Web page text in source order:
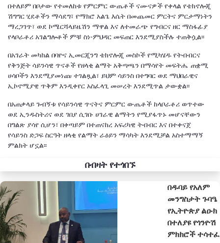
በተለይም በቦታው የተመለከቱ የምርምር ውጤቶች ናሙናዎች የቀላል የቴክኖሎጂ
ሽግግር ሂደቶችን ማሳደግ፣ የማክሮ አልጌ እሴት በመጨመር ምርትና ምርታማነትን
ማረጋገጥ፣ ወደ ኮሜርሻላይዜሽን ማዋል እና ለተመራጭ የግብርና ዘር ማስፋፊያ
የላቦራቶሪ አገልግሎቶች ምቹ ስነ-ምህዳር መፍጠር እንደሚያስችሉ ተጠቅሷል፡፡
በአገራት መካከል በባዮና ኢመርጂንግ ቴክኖሎጂ መስኮች የሚካሄዱ የትብብርና
የቅንጅት ሳይንሳዊ ጥናቶች የዘላቂ ልማት አቅጣጫን በማሳየት መፍትሔ ጠቋሚ
ሀሳቦችን እንደሚያመነጩ ተገልጿል፣ ይህም ሳይንስ በተግባር ወደ ማህበራዊና
ኢኮኖሚያዊ ጥቅም እንዲቀየር አስፈላጊ መሠረት እንደሚጥል ታውቋል፡፡
በአጠቃላይ ጉብኝቱ የሳይንሳዊ ጥናትና ምርምር ውጤቶች ከላቦራቶሪ ወጥተው
ወደ ኢንዱስትሪና ወደ ገበያ ሲገቡ ሀገራዊ ልማትን የሚያፋጥኑ መሆናቸውን
በግልጽ ያሳየ ሲሆን፣ በቀጣይም በተጠናከረ አፍሪካዊ ትብብር እና በተቀናጀ
የሳይንስ ድጋፍ ስርዓት ዘላቂ የልማት ራዕይን ማሳካት እንደሚቻል አስተማማኝ
ምልክት ሆኗል፡፡
በብዛት የተጎበኙ
በዱባይ የአለም
መንግስታት ጉባዔ
የኢትዮጵያ ልዑክ
በተለያዩ የጎንዮሽ
ምክክሮች ተሳተፈ